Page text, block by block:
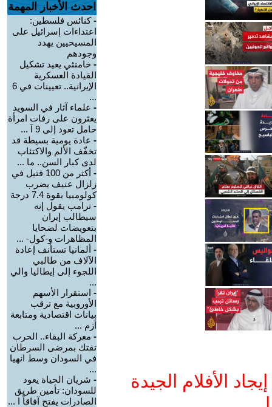
الأفلام الجيدة
احدث الأخبار المهمة
-كنائس فلسطين:
اعتداءات إسرائيل على
المسيحيين يهدد
وجودهم
- خامنئي يعيد تشكيل
القيادة العسكرية
الإيرانية.. تعيينات في 6
...
- علماء آثار في السويد
يعثرون على رفات امرأة
حامل تعود إلى 9 آ ...
- عادة يومية بسيطة قد
تخفّف الألم والاكتئاب
لدى كبار السن.. ما ...
-
أكثر من 100 قتيل في
زلزال عنيف يضرب
كولومبيا بقوة 7.4 درجة
- ترامب يقول إنه
سيطالب إيران
بتعويضات لضحايا
المظاهرات و-كول- ...
- ألمانيا تستأنف إعادة
الآلاف من طالبي
اللجوء إلى إيطاليا والي
...
- استقرار الأسهم
الأوروبية مع ترقب
بيانات اقتصادية ومتابعة
أزم ...
- معركة البقاء.. الحرب
تفتك بمرضى السرطان
في السودان وسط انهيا
...
- شريان الحياة يعود
للسودان: تأمين طريق
الصادرات يفتح آفاقاً ا ...